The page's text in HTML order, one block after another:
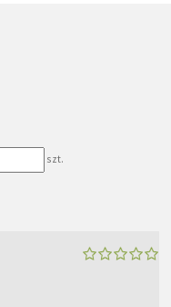
szt.